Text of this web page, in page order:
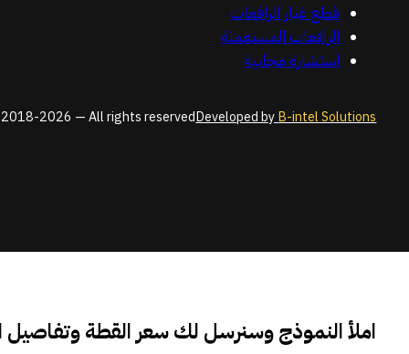
قطع غيار الرافعات
الرافعات المستعملة
استشارة مجانية
2026 — All rights reservedDeveloped byB-intel Solutions
املأ النموذج وسنرسل لك سعر القطة